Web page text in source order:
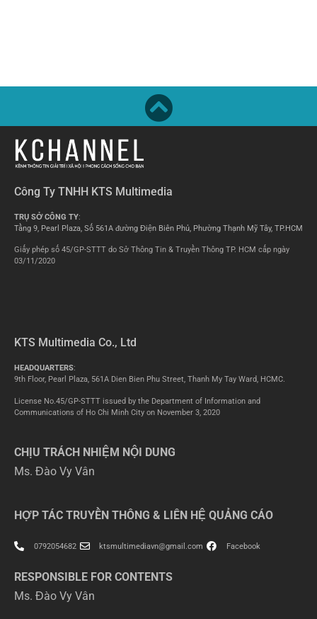
Công Ty TNHH KTS Multimedia
TRỤ SỞ CÔNG TY:
Tầng 9, Pearl Plaza, Số 561A đường Điện Biên Phủ, Phường Thạnh Mỹ Tây, TP.HCM
Giấy phép số 45/GP-STTT do Sở Thông Tin & Truyền Thông TP. HCM cấp ngày
03/11/2020
KTS Multimedia Co., Ltd
HEADQUARTERS:
9th Floor, Pearl Plaza, 561A Dien Bien Phu Street, Thanh My Tay Ward, HCMC.
License No.45/GP-STTT issued by the Department of Information and
Communications of Ho Chi Minh City on November 3, 2020
CHỊU TRÁCH NHIỆM NỘI DUNG
Ms. Đào Vy Vân
HỢP TÁC TRUYỀN THÔNG & LIÊN HỆ QUẢNG CÁO
0792054682 ktsmultimediavn@gmail.com Facebook
RESPONSIBLE FOR CONTENTS
Ms. Đào Vy Vân